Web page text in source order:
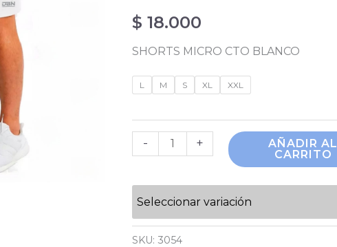
$ 18.000
SHORTS MICRO CTO BLANCO
L M S XL XXL
- +
AÑADIR AL
CARRITO
Seleccionar variación
SKU: 3054